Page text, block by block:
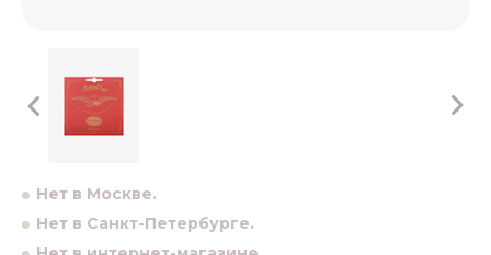
Нет в Москве.
Нет в Санкт-Петербурге.